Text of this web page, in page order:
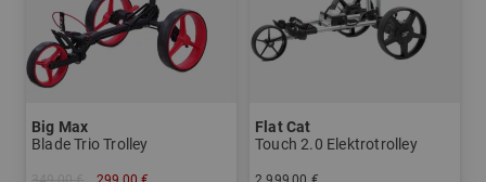
Big Max
Blade Trio Trolley
Flat Cat
Touch 2.0 Elektrotrolley